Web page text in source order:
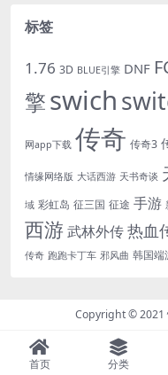
标签
1.76 3D BLUE引擎 DNF
擎swich
网app下载 传奇 传奇3
情缘网络版 大话西游 天书奇谈
域 彩虹岛 征三国 征途 手游
西游 武林外传热血
传奇 跑跑卡丁车 邪风曲 韩国端
Copyright © 2021
首页 分类